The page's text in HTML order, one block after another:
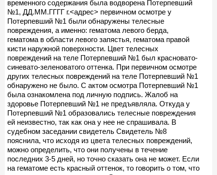
временного содержания была водворена Потерпевший
№1, ДД.ММ.ГГГГ г.<адрес> первичном осмотре у
Потерпевший №1 были обнаружены телесные
повреждения, а именно: гематома левого берда,
гематома в области левого запястья, гематома правой
кисти наружной поверхности. Цвет телесных
повреждений на теле Потерпевший №1 был красновато-
синевато-зеленоватого оттенка. При первичном осмотре
других телесных повреждений на теле Потерпевший №1
обнаружено не было. С актом осмотра Потерпевший №1
была ознакомлена под личную подпись. Жалоб на
здоровье Потерпевший №1 не предъявляла. Откуда у
Потерпевший №1 образовались телесные повреждения
ей неизвестно, так как она у нее не спрашивала. В
судебном заседании свидетель Свидетель №8
пояснила, что исходя из цвета телесных повреждений,
можно определить, что они получены в течение
последних 3-5 дней, но точно сказать она не может. Если
на гематоме есть красный оттенок, то говорить о том, что